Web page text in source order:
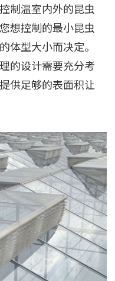
制温室内外的昆虫
想控制的最小昆虫
体型大小而决定。
的设计需要充分考
供足够的表面积让